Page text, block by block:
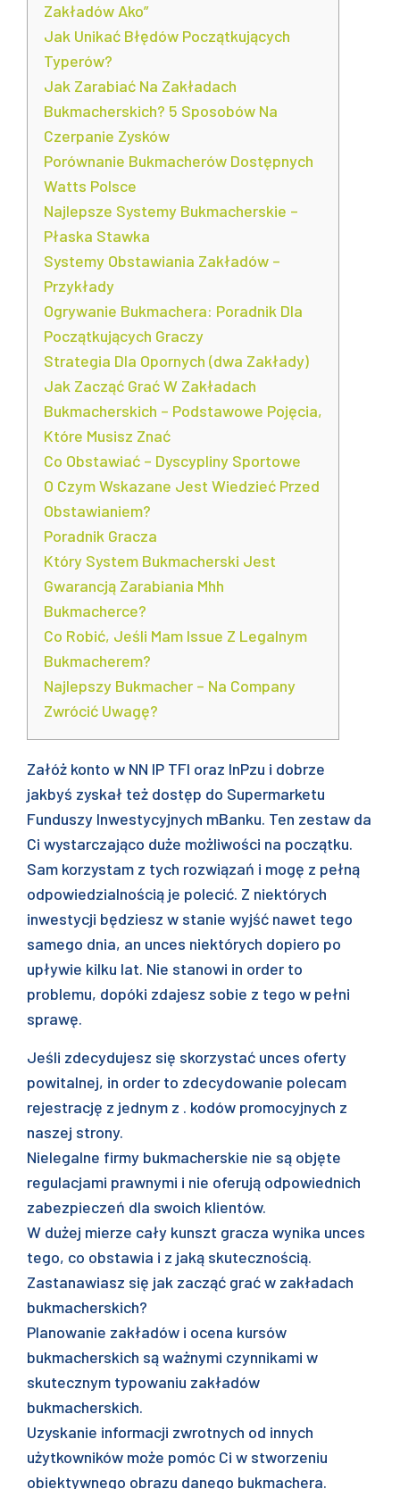
Zakładów Ako”
Jak Unikać Błędów Początkujących
Typerów?
Jak Zarabiać Na Zakładach
Bukmacherskich? 5 Sposobów Na
Czerpanie Zysków
Porównanie Bukmacherów Dostępnych
Watts Polsce
Najlepsze Systemy Bukmacherskie –
Płaska Stawka
Systemy Obstawiania Zakładów –
Przykłady
Ogrywanie Bukmachera: Poradnik Dla
Początkujących Graczy
Strategia Dla Opornych (dwa Zakłady)
Jak Zacząć Grać W Zakładach
Bukmacherskich – Podstawowe Pojęcia,
Które Musisz Znać
Co Obstawiać – Dyscypliny Sportowe
O Czym Wskazane Jest Wiedzieć Przed
Obstawianiem?
Poradnik Gracza
Który System Bukmacherski Jest
Gwarancją Zarabiania Mhh
Bukmacherce?
Co Robić, Jeśli Mam Issue Z Legalnym
Bukmacherem?
Najlepszy Bukmacher – Na Company
Zwrócić Uwagę?
Załóż konto w NN IP TFI oraz InPzu i dobrze
jakbyś zyskał też dostęp do Supermarketu
Funduszy Inwestycyjnych mBanku. Ten zestaw da
Ci wystarczająco duże możliwości na początku.
Sam korzystam z tych rozwiązań i mogę z pełną
odpowiedzialnością je polecić. Z niektórych
inwestycji będziesz w stanie wyjść nawet tego
samego dnia, an unces niektórych dopiero po
upływie kilku lat. Nie stanowi in order to
problemu, dopóki zdajesz sobie z tego w pełni
sprawę.
Jeśli zdecydujesz się skorzystać unces oferty
powitalnej, in order to zdecydowanie polecam
rejestrację z jednym z . kodów promocyjnych z
naszej strony.
Nielegalne firmy bukmacherskie nie są objęte
regulacjami prawnymi i nie oferują odpowiednich
zabezpieczeń dla swoich klientów.
W dużej mierze cały kunszt gracza wynika unces
tego, co obstawia i z jaką skutecznością.
Zastanawiasz się jak zacząć grać w zakładach
bukmacherskich?
Planowanie zakładów i ocena kursów
bukmacherskich są ważnymi czynnikami w
skutecznym typowaniu zakładów
bukmacherskich.
Uzyskanie informacji zwrotnych od innych
użytkowników może pomóc Ci w stworzeniu
obiektywnego obrazu danego bukmachera.